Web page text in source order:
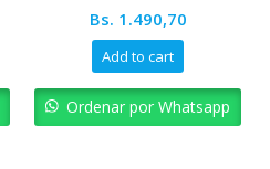
Bs. 1.490,70
Add to cart
Ordenar por Whatsapp